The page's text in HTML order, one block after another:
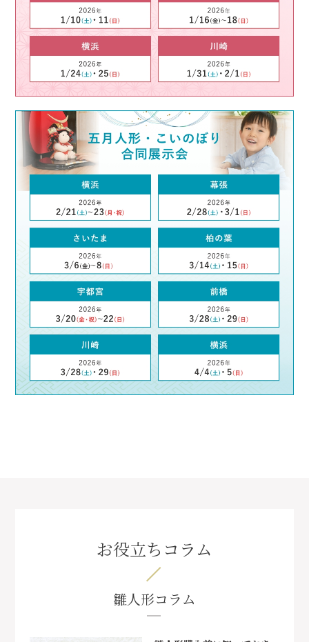
お役立ちコラム
雛人形コラム